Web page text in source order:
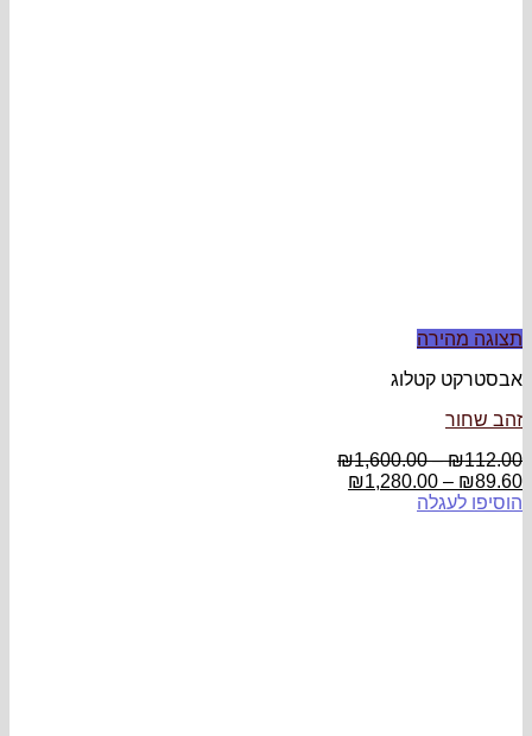
תצוגה מהירה
אבסטרקט קטלוג
זהב שחור
₪112.00
–
₪1,600.00
₪89.60
–
₪1,280.00
הוסיפו לעגלה